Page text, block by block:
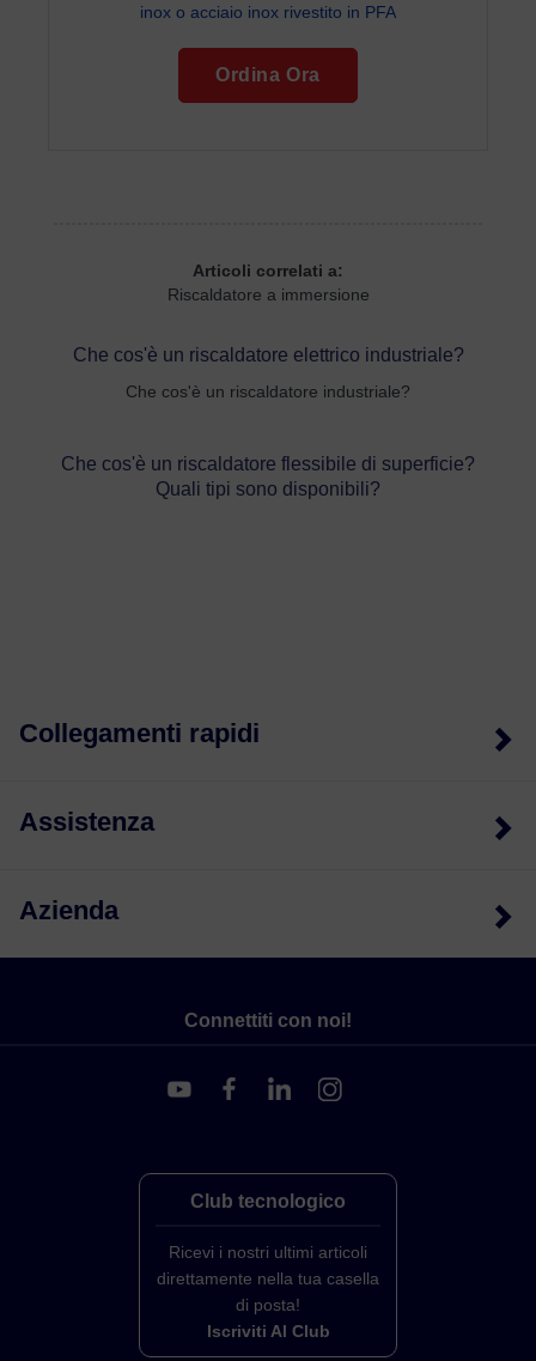
inox o acciaio inox rivestito in PFA
Ordina Ora
Articoli correlati a:
Riscaldatore a immersione
Che cos'è un riscaldatore elettrico industriale?
Che cos'è un riscaldatore industriale?
Che cos'è un riscaldatore flessibile di superficie?
Quali tipi sono disponibili?
Collegamenti rapidi
Assistenza
Azienda
Connettiti con noi!
Club tecnologico
Ricevi i nostri ultimi articoli
direttamente nella tua casella
di posta!
Iscriviti Al Club